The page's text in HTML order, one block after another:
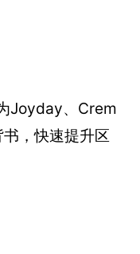
Joyday、Crem
，快速提升区